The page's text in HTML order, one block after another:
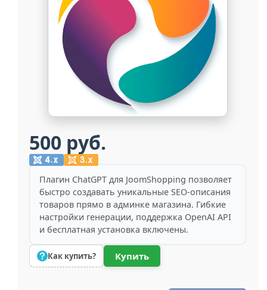
500 руб.
Плагин ChatGPT для JoomShopping позволяет
быстро создавать уникальные SEO-описания
товаров прямо в админке магазина. Гибкие
настройки генерации, поддержка OpenAI API
и бесплатная установка включены.
Как купить? Купить